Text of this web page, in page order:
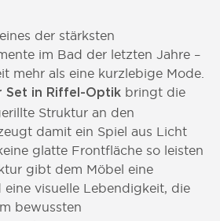
der stärksten
im Bad der letzten Jahre –
mehr als eine kurzlebige Mode.
Set in Riffel-Optik bringt die
Struktur an den
damit ein Spiel aus Licht
glatte Frontfläche so leisten
gibt dem Möbel eine
eine visuelle Lebendigkeit, die
bewussten